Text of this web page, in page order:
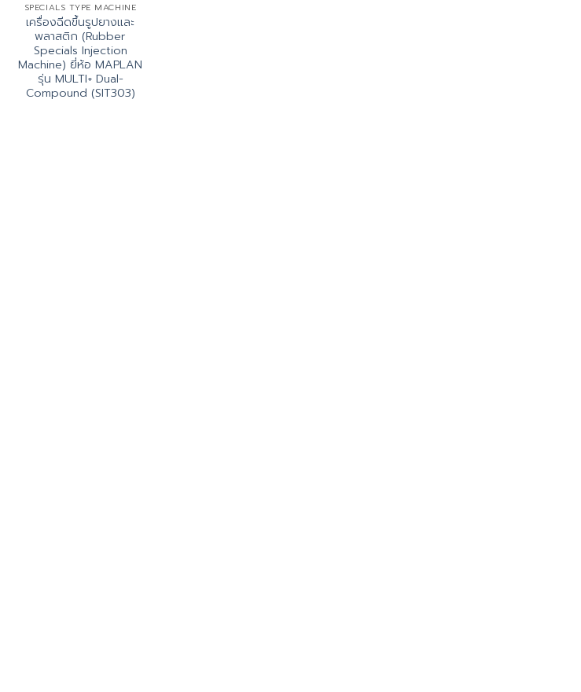
SPECIALS TYPE MACHINE
เครื่องฉีดขึ้นรูปยางและ
พลาสติก (Rubber
Specials Injection
Machine) ยี่ห้อ MAPLAN
รุ่น MULTI+ Dual-
Compound (SIT303)